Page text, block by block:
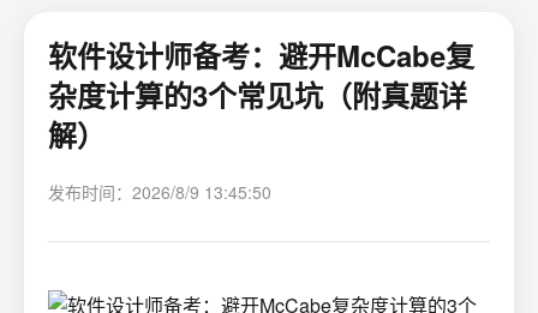
软件设计师备考：避开McCabe复
杂度计算的3个常见坑（附真题详
解）
发布时间：2026/8/9 13:45:50